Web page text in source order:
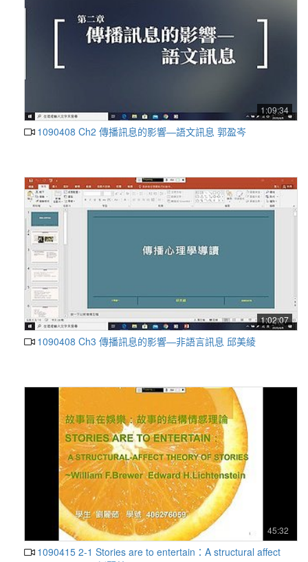
1:09:34
1090408 Ch2 傳播訊息的影響—語文訊息 郭盈岑
1:02:07
1090408 Ch3 傳播訊息的影響—非語言訊息 邱美綾
45:32
1090415 2-1 Stories are to entertain：A structural affect